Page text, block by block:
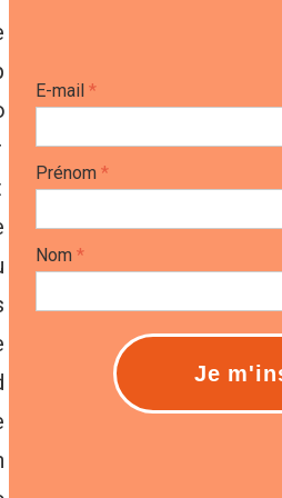
E-mail *
Prénom *
Nom *